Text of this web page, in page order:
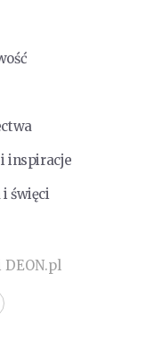
inspiracje
święci
DEON.pl